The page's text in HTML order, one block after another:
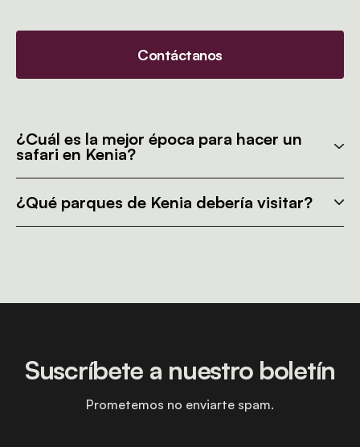
Contáctanos
¿Cuál es la mejor época para hacer un
safari en Kenia?
¿Qué parques de Kenia debería visitar?
Suscríbete a nuestro boletín
Prometemos no enviarte spam.